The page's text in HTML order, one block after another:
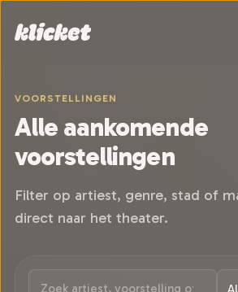
VOORSTELLINGEN
Alle aankomende
voorstellingen
Filter op artiest, genre, stad of
direct naar het theater.